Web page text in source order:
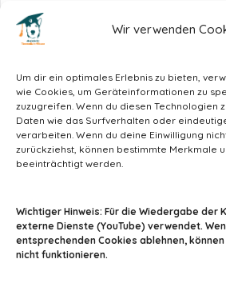
Wir verwenden
Um dir ein optimales Erlebnis zu bieten,
wie Cookies, um Geräteinformationen zu
zuzugreifen. Wenn du diesen Technologien
Daten wie das Surfverhalten oder
verarbeiten. Wenn du deine Einwilligung
zurückziehst, können bestimmte Merkmale
beeinträchtigt werden.
Wichtiger Hinweis: Für die Wiedergabe der
externe Dienste (YouTube) verwendet.
entsprechenden Cookies ablehnen,
nicht funktionieren.
info@tiermedizin-